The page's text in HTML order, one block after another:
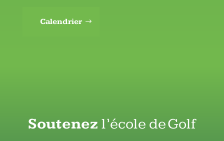
Calendrier
Soutenez l’école de Golf